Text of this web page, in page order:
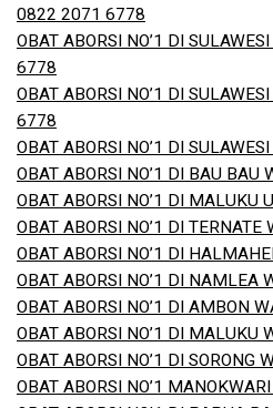
0822 2071 6778
OBAT ABORSI NO’1 DI
6778
OBAT ABORSI NO’1 DI
6778
OBAT ABORSI NO’1 DI
OBAT ABORSI NO’1 DI BAU
OBAT ABORSI NO’1 DI
OBAT ABORSI NO’1 DI
OBAT ABORSI NO’1 DI
OBAT ABORSI NO’1 DI
OBAT ABORSI NO’1 DI AMBON
OBAT ABORSI NO’1 DI
OBAT ABORSI NO’1 DI
OBAT ABORSI NO’1